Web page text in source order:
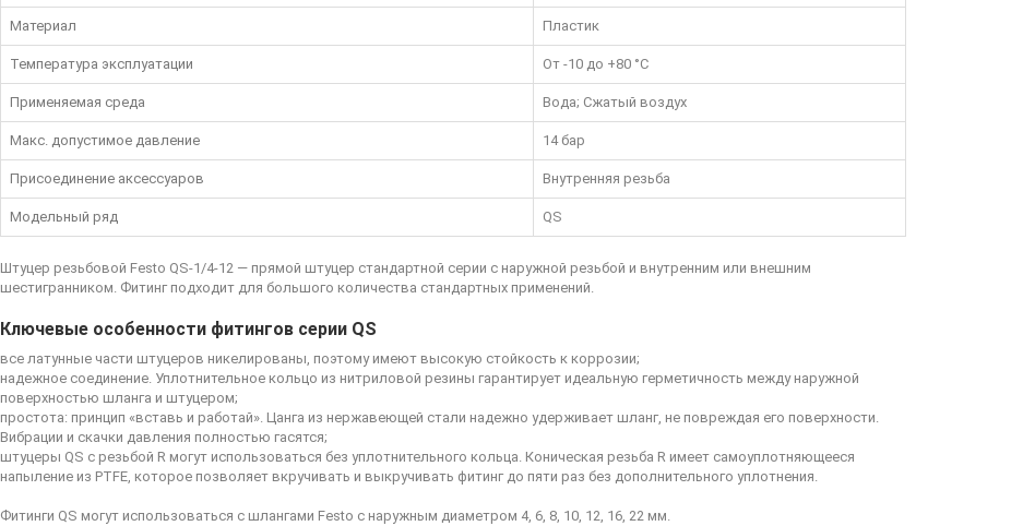
Материал Пластик
Температура эксплуатации От -10 до +80 °C
Применяемая среда Вода; Сжатый воздух
Макс. допустимое давление 14 бар
Присоединение аксессуаров Внутренняя резьба
Модельный ряд QS
Штуцер резьбовой Festo QS-1/4-12 — прямой штуцер стандартной серии с наружной резьбой и внутренним или внешним
шестигранником. Фитинг подходит для большого количества стандартных применений.
Ключевые особенности фитингов серии QS
все латунные части штуцеров никелированы, поэтому имеют высокую стойкость к коррозии;
надежное соединение. Уплотнительное кольцо из нитриловой резины гарантирует идеальную герметичность между наружной
поверхностью шланга и штуцером;
простота: принцип «вставь и работай». Цанга из нержавеющей стали надежно удерживает шланг, не повреждая его поверхности.
Вибрации и скачки давления полностью гасятся;
штуцеры QS с резьбой R могут использоваться без уплотнительного кольца. Коническая резьба R имеет самоуплотняющееся
напыление из PTFE, которое позволяет вкручивать и выкручивать фитинг до пяти раз без дополнительного уплотнения.
Фитинги QS могут использоваться с шлангами Festo с наружным диаметром 4, 6, 8, 10, 12, 16, 22 мм.